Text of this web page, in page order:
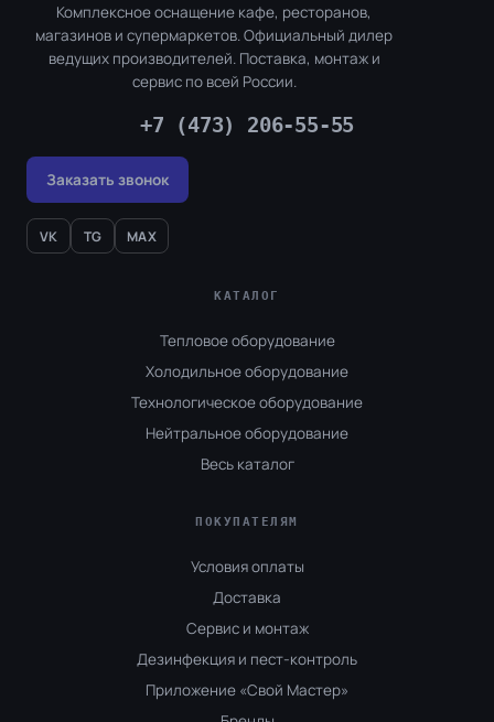
Комплексное оснащение кафе, ресторанов,
магазинов и супермаркетов. Официальный дилер
ведущих производителей. Поставка, монтаж и
сервис по всей России.
+7 (473) 206-55-55
Заказать звонок
VK TG MAX
КАТАЛОГ
Тепловое оборудование
Холодильное оборудование
Технологическое оборудование
Нейтральное оборудование
Весь каталог
ПОКУПАТЕЛЯМ
Условия оплаты
Доставка
Сервис и монтаж
Дезинфекция и пест-контроль
Приложение «Свой Мастер»